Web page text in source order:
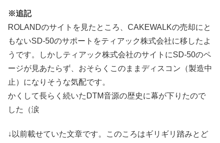
※追記
ROLANDのサイトを見たところ、CAKEWALKの売却にと
もないSD-50のサポートをティアック株式会社に移したよ
うです。しかしティアック株式会社のサイトにSD-50のペ
ージが見あたらず、おそらくこのままディスコン（製造中
止）になりそうな気配です。
かくして長らく続いたDTM音源の歴史に幕が下りたので
した（涙
↓以前載せていた文章です。このころはギリギリ踏みとど